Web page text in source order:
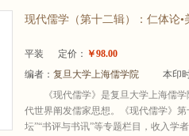
现代儒学（第十二辑）：仁体论•
平装 定价： ￥98.00
编者： 复旦大学上海儒学院
本印
《现代儒学》是复旦大学上海儒
代世界阐发儒家思想。《现代儒学》第
坛”“书评与书讯”等专题栏目，收入学